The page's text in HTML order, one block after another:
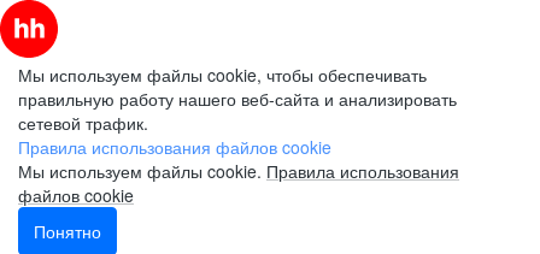
Мы используем файлы cookie, чтобы обеспечивать
правильную работу нашего веб-сайта и анализировать
сетевой трафик.
Правила использования файлов cookie
Мы используем файлы cookie. Правила использования
файлов cookie
Понятно